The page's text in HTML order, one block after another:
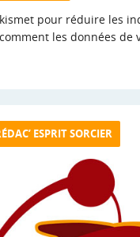
pour réduire les
les données de
ESPRIT SORCIER